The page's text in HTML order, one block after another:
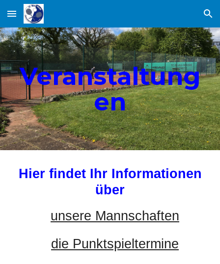
Skip to main content Skip to navigation
Veranstaltung
en
Hier findet Ihr Informationen
über
unsere Mannschaften
die Punktspieltermine